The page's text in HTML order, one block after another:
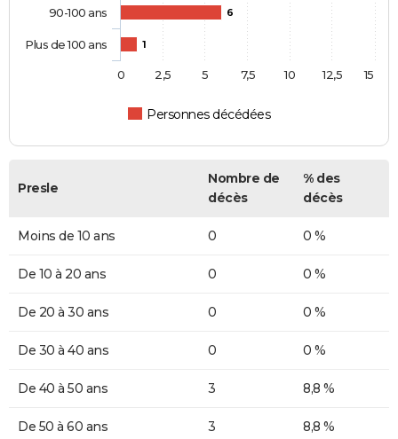
6
1
Personnes décédées
90-100 ans
Plus de 100 ans
0 2,5 5 7,5 10 12,5 15
Presle
Nombre de
décès
% des
décès
Moins de 10 ans 0 0 %
De 10 à 20 ans 0 0 %
De 20 à 30 ans 0 0 %
De 30 à 40 ans 0 0 %
De 40 à 50 ans 3 8,8 %
De 50 à 60 ans 3 8,8 %